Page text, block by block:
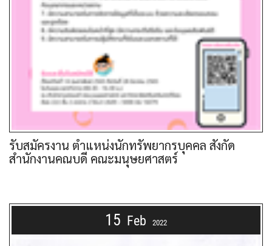
รับสมัครงาน ตำแหน่งนักทรัพยากรบุคคล สังกัด
สำนักงานคณบดี คณะมนุษยศาสตร์
15 Feb 2022